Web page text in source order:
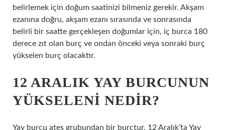
belirlemek için doğum saatinizi bilmeniz gerekir. Akşam
ezanına doğru, akşam ezanı sırasında ve sonrasında
belirli bir saatte gerçekleşen doğumlar için, iç burca 180
derece zıt olan burç ve ondan önceki veya sonraki burç
yükselen burç olacaktır.
12 ARALIK YAY BURCUNUN
YÜKSELENI NEDIR?
Yay burcu ateş grubundan bir burçtur. 12 Aralık’ta Yay